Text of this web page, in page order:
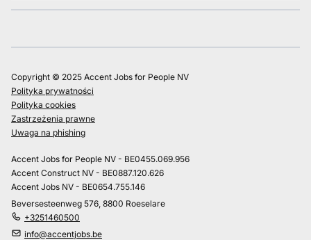
Copyright © 2025 Accent Jobs for People NV
Polityka prywatności
Polityka cookies
Zastrzeżenia prawne
Uwaga na phishing
Accent Jobs for People NV - BE0455.069.956
Accent Construct NV - BE0887.120.626
Accent Jobs NV - BE0654.755.146
Beversesteenweg 576, 8800 Roeselare
+3251460500
info@accentjobs.be